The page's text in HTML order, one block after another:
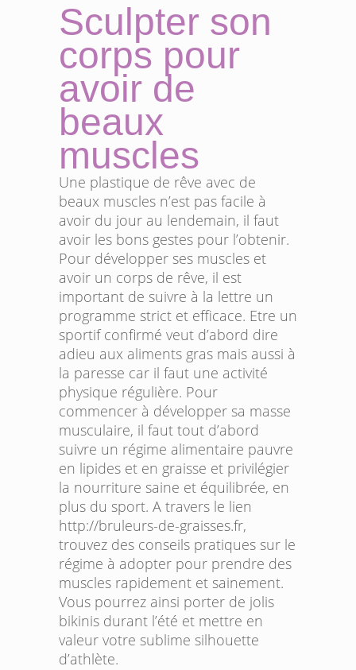
Sculpter son
corps pour
avoir de
beaux
muscles
Une plastique de rêve avec de
beaux muscles n’est pas facile à
avoir du jour au lendemain, il faut
avoir les bons gestes pour l’obtenir.
Pour développer ses muscles et
avoir un corps de rêve, il est
important de suivre à la lettre un
programme strict et efficace. Etre un
sportif confirmé veut d’abord dire
adieu aux aliments gras mais aussi à
la paresse car il faut une activité
physique régulière. Pour
commencer à développer sa masse
musculaire, il faut tout d’abord
suivre un régime alimentaire pauvre
en lipides et en graisse et privilégier
la nourriture saine et équilibrée, en
plus du sport. A travers le lien
http://bruleurs-de-graisses.fr,
trouvez des conseils pratiques sur le
régime à adopter pour prendre des
muscles rapidement et sainement.
Vous pourrez ainsi porter de jolis
bikinis durant l’été et mettre en
valeur votre sublime silhouette
d’athlète.